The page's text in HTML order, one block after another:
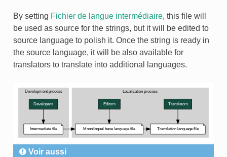
By setting Fichier de langue intermédiaire, this file will
be used as source for the strings, but it will be edited to
source language to polish it. Once the string is ready in
the source language, it will be also available for
translators to translate into additional languages.
Voir aussi